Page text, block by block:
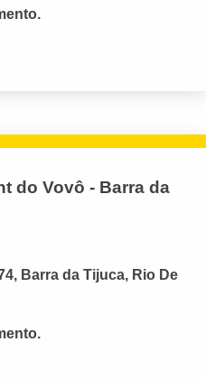
do Vovô - Barra da
Barra da Tijuca, Rio De